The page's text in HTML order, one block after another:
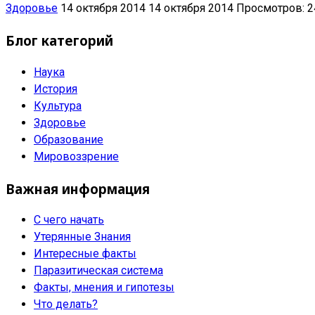
Здоровье 14 октября 2014 14 октября 2014 Просмотров:
Блог категорий
Наука
История
Культура
Здоровье
Образование
Мировоззрение
Важная информация
С чего начать
Утерянные Знания
Интересные факты
Паразитическая система
Факты, мнения и гипотезы
Что делать?